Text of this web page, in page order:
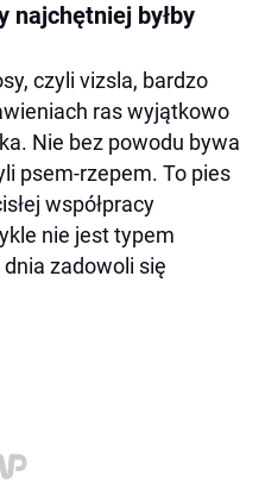
najchętniej byłby
czyli vizsla, bardzo
ras wyjątkowo
Nie bez powodu bywa
psem-rzepem. To pies
współpracy
nie jest typem
zadowoli się